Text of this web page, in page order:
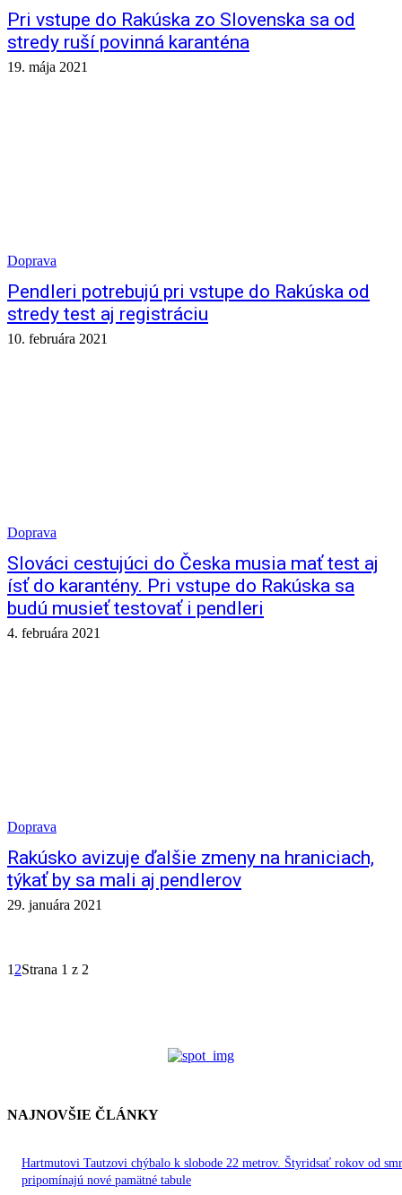
Pri vstupe do Rakúska zo Slovenska sa od
stredy ruší povinná karanténa
19. mája 2021
Doprava
Pendleri potrebujú pri vstupe do Rakúska od
stredy test aj registráciu
10. februára 2021
Doprava
Slováci cestujúci do Česka musia mať test aj
ísť do karantény. Pri vstupe do Rakúska sa
budú musieť testovať i pendleri
4. februára 2021
Doprava
Rakúsko avizuje ďalšie zmeny na hraniciach,
týkať by sa mali aj pendlerov
29. januára 2021
1 2Strana 1 z 2
NAJNOVŠIE ČLÁNKY
Hartmutovi Tautzovi chýbalo k slobode 22 metrov. Štyridsať rokov od
pripomínajú nové pamätné tabule